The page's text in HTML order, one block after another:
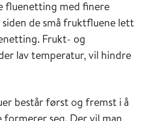
fluenetting med finere
siden de små fruktfluene lett
Frukt- og
lav temperatur, vil hindre
består først og fremst i å